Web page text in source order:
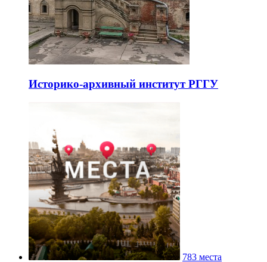
Историко-архивный институт РГГУ
783 места